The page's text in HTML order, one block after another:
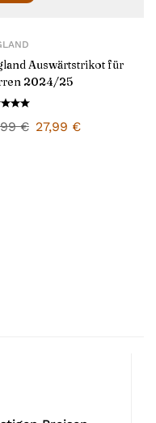
Auswärtstrikot für
2024/25
€ 27,99 €